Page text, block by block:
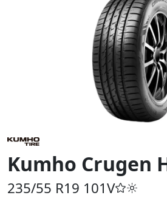
Kumho Crugen
235/55 R19 101V